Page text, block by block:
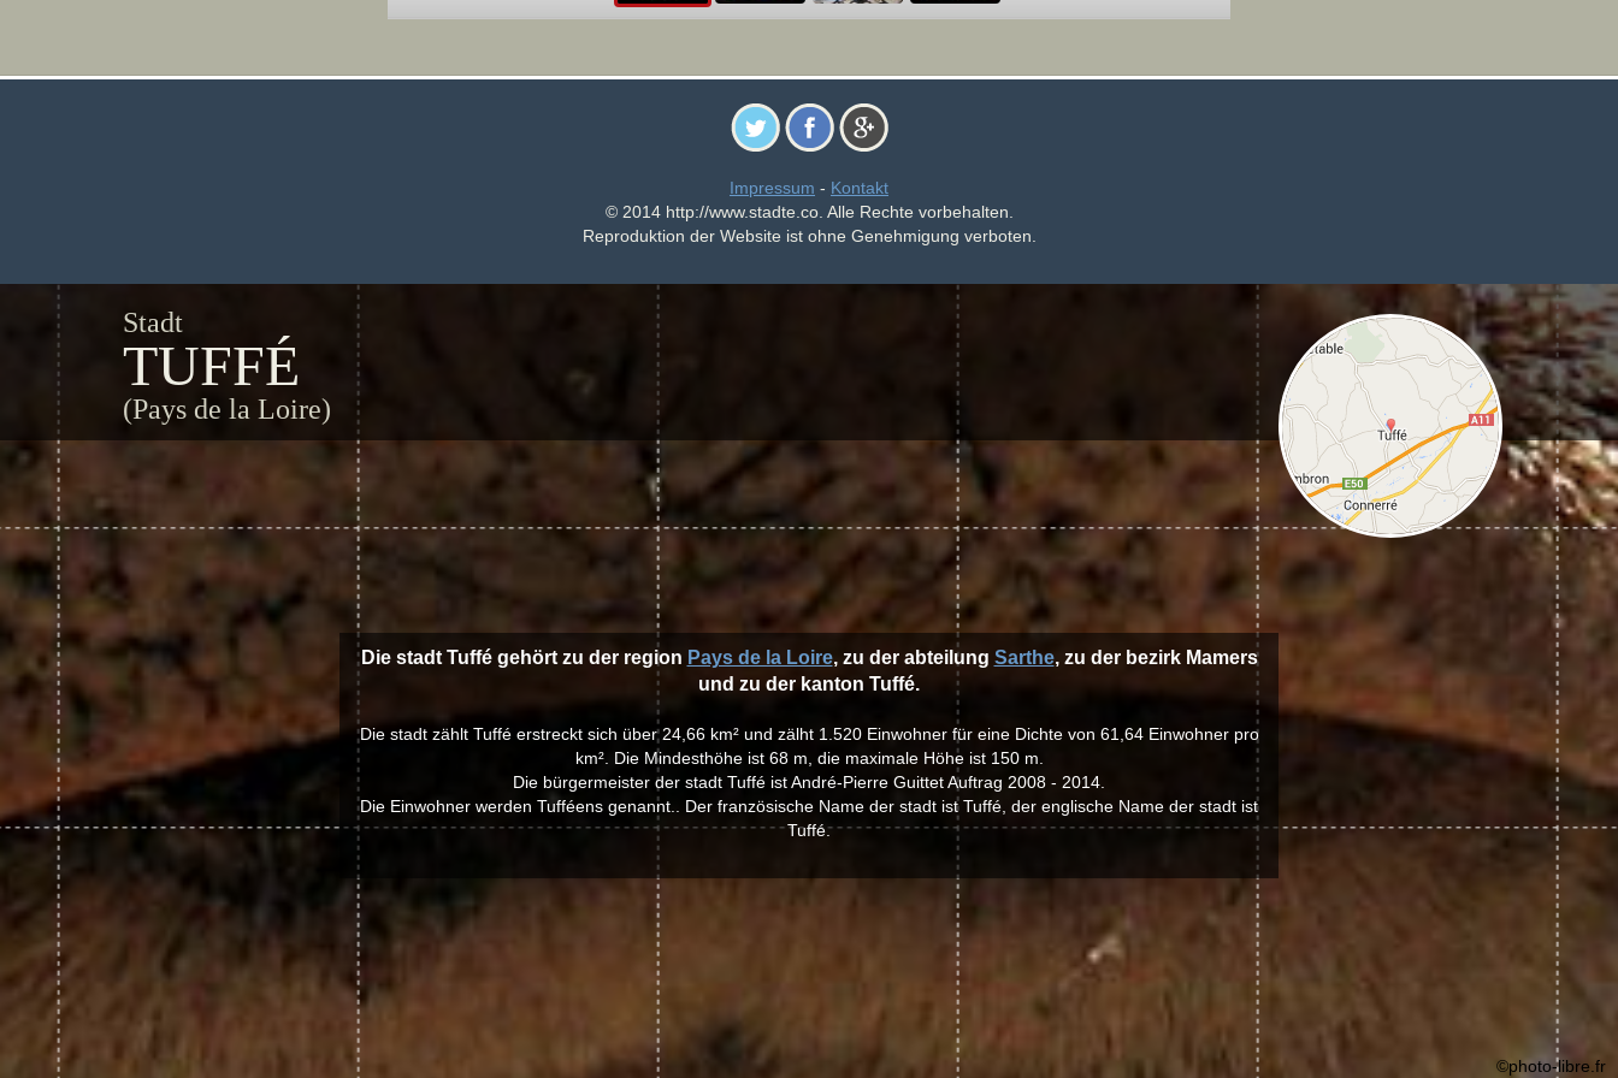
Impressum - Kontakt
© 2014 http://www.stadte.co. Alle Rechte vorbehalten.
Reproduktion der Website ist ohne Genehmigung verboten.
Stadt
TUFFÉ
(Pays de la Loire)
Die stadt Tuffé gehört zu der region Pays de la Loire, zu der abteilung Sarthe, zu der bezirk Mamers
und zu der kanton Tuffé.
Die stadt zählt Tuffé erstreckt sich über 24,66 km² und zälht 1.520 Einwohner für eine Dichte von 61,64 Einwohner pro
km². Die Mindesthöhe ist 68 m, die maximale Höhe ist 150 m.
Die bürgermeister der stadt Tuffé ist André-Pierre Guittet Auftrag 2008 - 2014.
Die Einwohner werden Tufféens genannt.. Der französische Name der stadt ist Tuffé, der englische Name der stadt ist
Tuffé.
©photo-libre.fr